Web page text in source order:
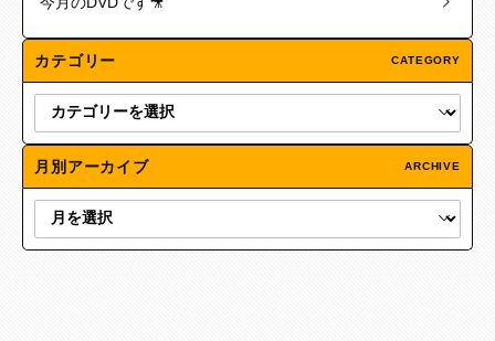
カテゴリー CATEGORY
月別アーカイブ ARCHIVE